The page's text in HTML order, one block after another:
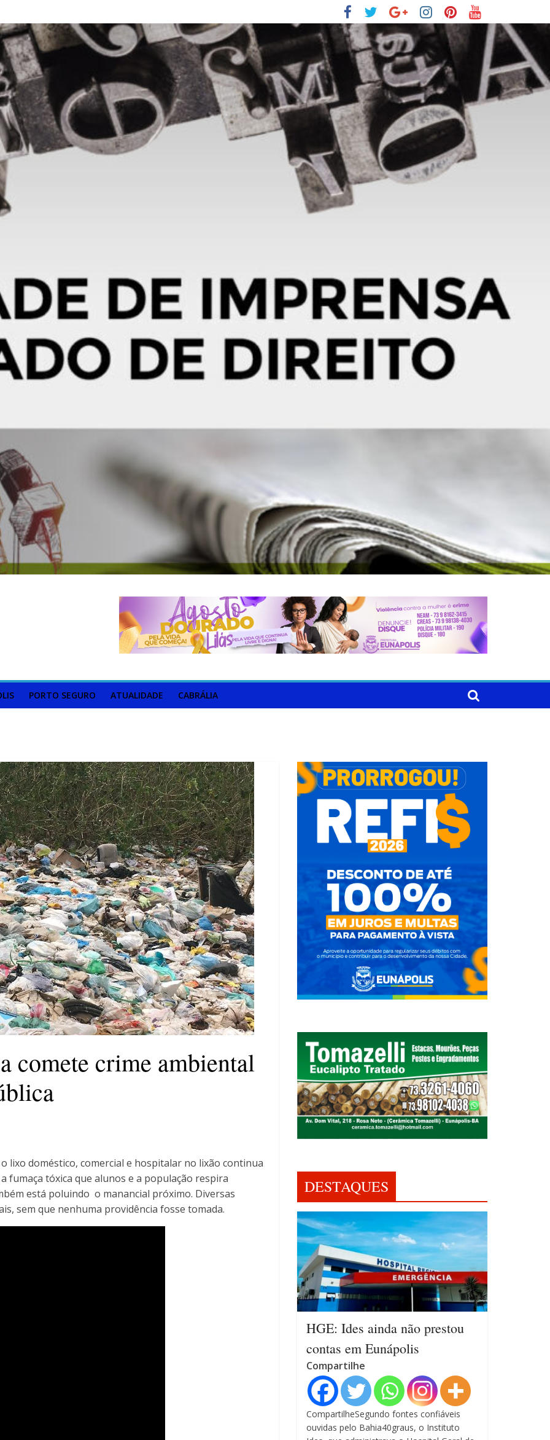
PORTO SEGURO ATUALIDADE CABRÁLIA
comete crime ambiental
lixo doméstico, comercial e hospitalar no lixão continua
fumaça tóxica que alunos e a população respira
está poluindo o manancial próximo. Diversas
sem que nenhuma providência fosse tomada.
DESTAQUES
HGE: Ides ainda não prestou
contas em Eunápolis
Compartilhe
CompartilheSegundo fontes confiáveis
ouvidas pelo Bahia40graus, o Instituto